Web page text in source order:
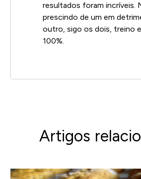
resultados foram incríveis.
prescindo de um em
outro, sigo os dois, treino
100%.
Artigos